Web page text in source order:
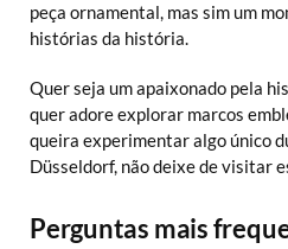
peça ornamental, mas sim um
histórias da história.
Quer seja um apaixonado pela
quer adore explorar marcos
queira experimentar algo único
Düsseldorf, não deixe de visitar
Perguntas mais